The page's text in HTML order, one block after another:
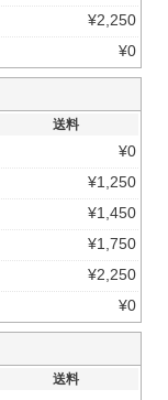
¥2,250
¥0
送料
¥0
¥1,250
¥1,450
¥1,750
¥2,250
¥0
送料